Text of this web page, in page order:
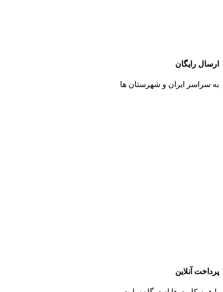
ارسال رایگان
به سراسر ایران و شهرستان ها
پرداخت آنلاین